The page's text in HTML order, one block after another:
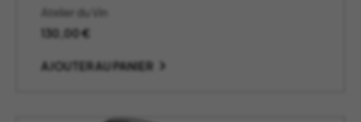
Atelier du Vin
130,00€
AJOUTER AU PANIER